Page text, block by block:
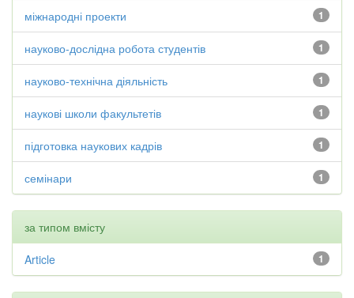
1
міжнародні проекти
1
науково-дослідна робота студентів
1
науково-технічна діяльність
1
наукові школи факультетів
1
підготовка наукових кадрів
1
семінари
за типом вмісту
1
Article